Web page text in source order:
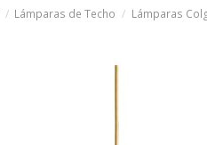
Lámparas de Techo Lámparas